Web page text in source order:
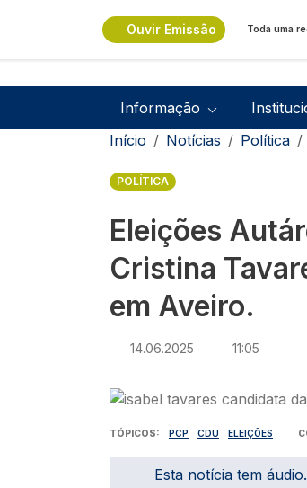
Ouvir Emissão Toda uma
Navegação
Informação
Navegação
Início Notícias Política
POLÍTICA
Eleições
Cristina
em Aveiro.
14.06.2025 11:05
Imagem
TÓPICOS PCP CDU ELEIÇÕES
Esta notícia tem áudio.